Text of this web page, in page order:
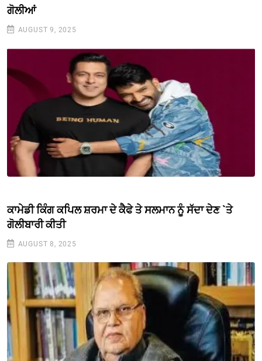
ਗੋਲੀਆਂ
AUGUST 9, 2025
ਕਾਮੇਡੀ ਕਿੰਗ ਕਪਿਲ ਸ਼ਰਮਾ ਦੇ ਕੈਫੇ ਤੇ ਸਲਮਾਨ ਨੂੰ ਸੱਦਾ ਦੇਣ `ਤੇ
ਗੋਲੀਬਾਰੀ ਕੀਤੀ
AUGUST 8, 2025